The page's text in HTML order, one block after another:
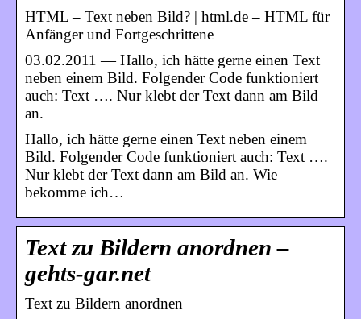
HTML – Text neben Bild? | html.de – HTML für
Anfänger und Fortgeschrittene
03.02.2011 — Hallo, ich hätte gerne einen Text
neben einem Bild. Folgender Code funktioniert
auch: Text …. Nur klebt der Text dann am Bild
an.
Hallo, ich hätte gerne einen Text neben einem
Bild. Folgender Code funktioniert auch: Text ….
Nur klebt der Text dann am Bild an. Wie
bekomme ich…
Text zu Bildern anordnen –
gehts-gar.net
Text zu Bildern anordnen